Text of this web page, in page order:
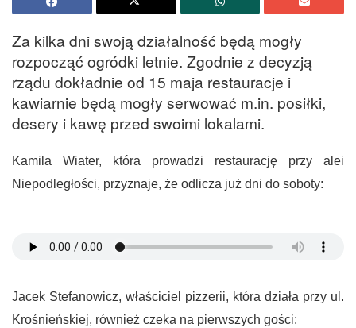
Za kilka dni swoją działalność będą mogły
rozpocząć ogródki letnie. Zgodnie z decyzją
rządu dokładnie od 15 maja restauracje i
kawiarnie będą mogły serwować m.in. posiłki,
desery i kawę przed swoimi lokalami.
Kamila Wiater, która prowadzi restaurację przy alei
Niepodległości, przyznaje, że odlicza już dni do soboty:
Jacek Stefanowicz, właściciel pizzerii, która działa przy ul.
Krośnieńskiej, również czeka na pierwszych gości: